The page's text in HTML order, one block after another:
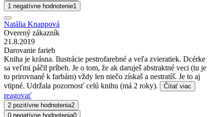
1 negatívne hodnotenie1
Natália Knappová
Overený zákazník
21.8.2019
Darovanie farieb
Kniha je krásna. Ilustrácie pestrofarebné a veľa zvieratiek. Dcérke
sa veľmi páčil príbeh. Je o tom, že ak daruješ abstraktné veci (tu je
to prirovnané k farbám) vždy len niečo získaš a nestratíš. Je to aj
vtipné. Udržala pozornosť celú knihu (má 2 roky).
Čítať viac
reagovať
2 pozitívne hodnotenia2
0 negatívne hodnotenia0